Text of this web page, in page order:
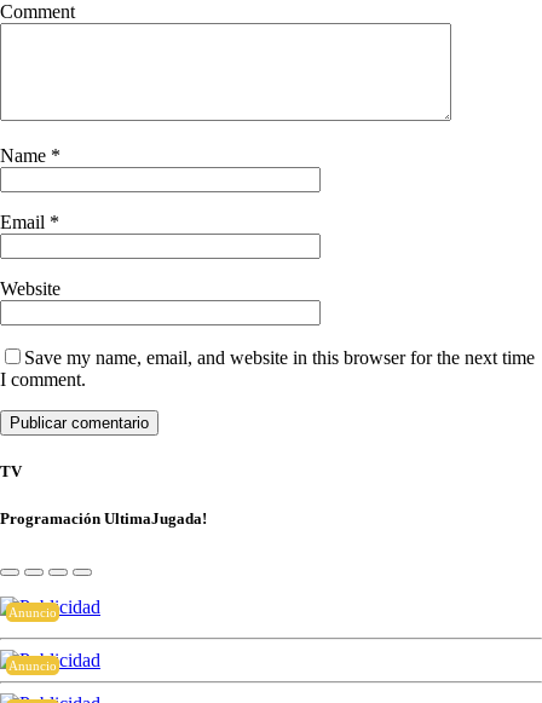
Comment
Name *
Email *
Website
Save my name, email, and website in this browser for the next time
I comment.
TV
Programación UltimaJugada!
Anuncio
Anuncio